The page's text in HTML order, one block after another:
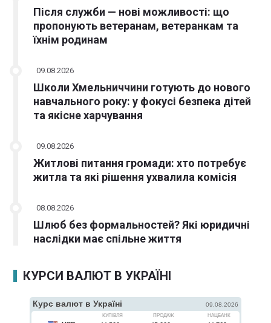
Після служби — нові можливості: що
пропонують ветеранам, ветеранкам та
їхнім родинам
09.08.2026
Школи Хмельниччини готують до нового
навчального року: у фокусі безпека дітей
та якісне харчування
09.08.2026
Житлові питання громади: хто потребує
житла та які рішення ухвалила комісія
08.08.2026
Шлюб без формальностей? Які юридичні
наслідки має спільне життя
КУРСИ ВАЛЮТ В УКРАЇНІ